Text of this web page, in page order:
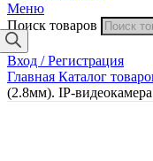
Меню
Поиск товаров
Вход / Регистрация
Главная Каталог
(2.8мм). IP-